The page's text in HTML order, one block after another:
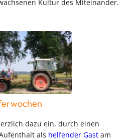
Kultur des Miteinander.
dazu ein, durch einen
als helfender Gast am